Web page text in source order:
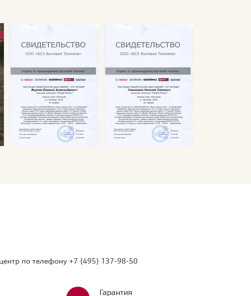
по телефону +7 (495) 137-98-50
Гарантия